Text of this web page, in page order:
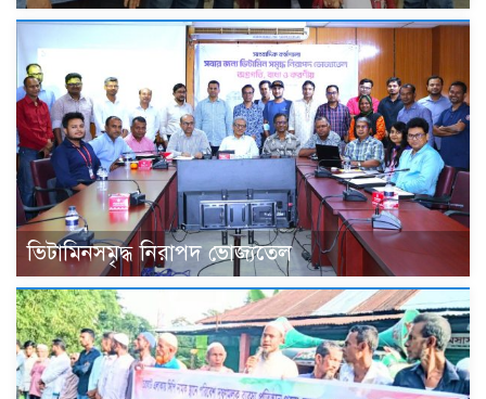
ভিটামিনসমৃদ্ধ নিরাপদ ভোজ্যতেল